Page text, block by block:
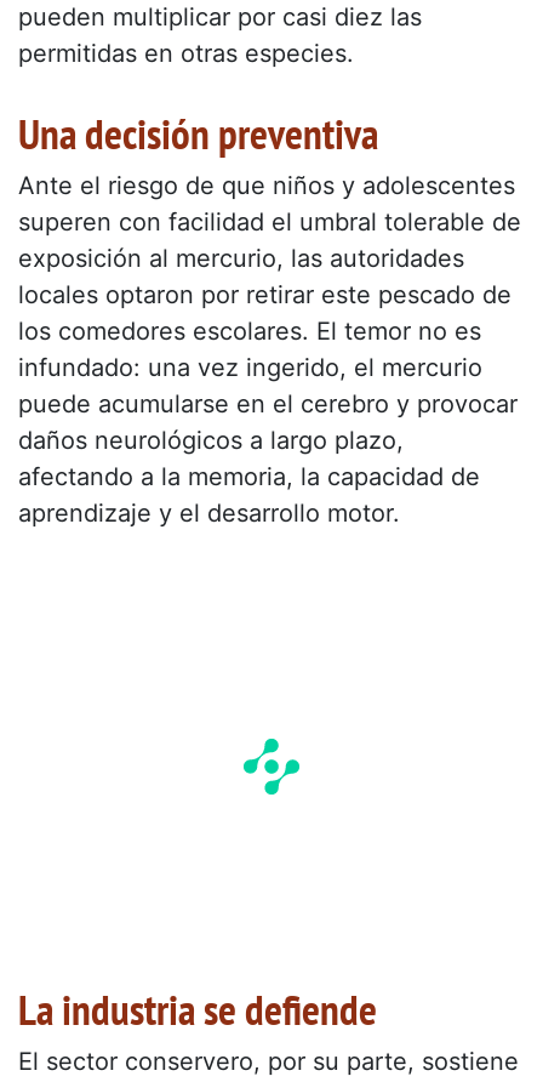
pueden multiplicar por casi diez las
permitidas en otras especies.
Una decisión preventiva
Ante el riesgo de que niños y adolescentes
superen con facilidad el umbral tolerable de
exposición al mercurio, las autoridades
locales optaron por retirar este pescado de
los comedores escolares. El temor no es
infundado: una vez ingerido, el mercurio
puede acumularse en el cerebro y provocar
daños neurológicos a largo plazo,
afectando a la memoria, la capacidad de
aprendizaje y el desarrollo motor.
La industria se defiende
El sector conservero, por su parte, sostiene